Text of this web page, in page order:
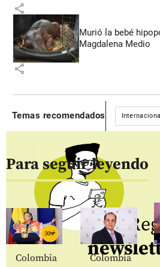
share
Murió la bebé
Magdalena Medio
share
Temas recomendados Internacional
Para seguir leyendo
Colombia Colombia